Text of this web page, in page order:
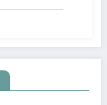
z
darmo –